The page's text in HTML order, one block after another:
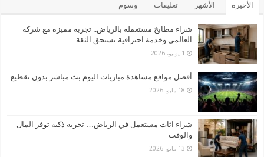
الأخيرة الأشهر تعليقات وسوم
شراء مطابخ مستعملة بالرياض.. تجربة مميزة مع شركة
العالمي وخدمة احترافية تستحق الثقة
1 يونيو، 2026
أفضل مواقع مشاهدة مباريات اليوم بث مباشر بدون تقطيع
18 مايو، 2026
شراء اثاث مستعمل في الرياض… تجربة ذكية توفر المال
والوقت
13 مايو، 2026